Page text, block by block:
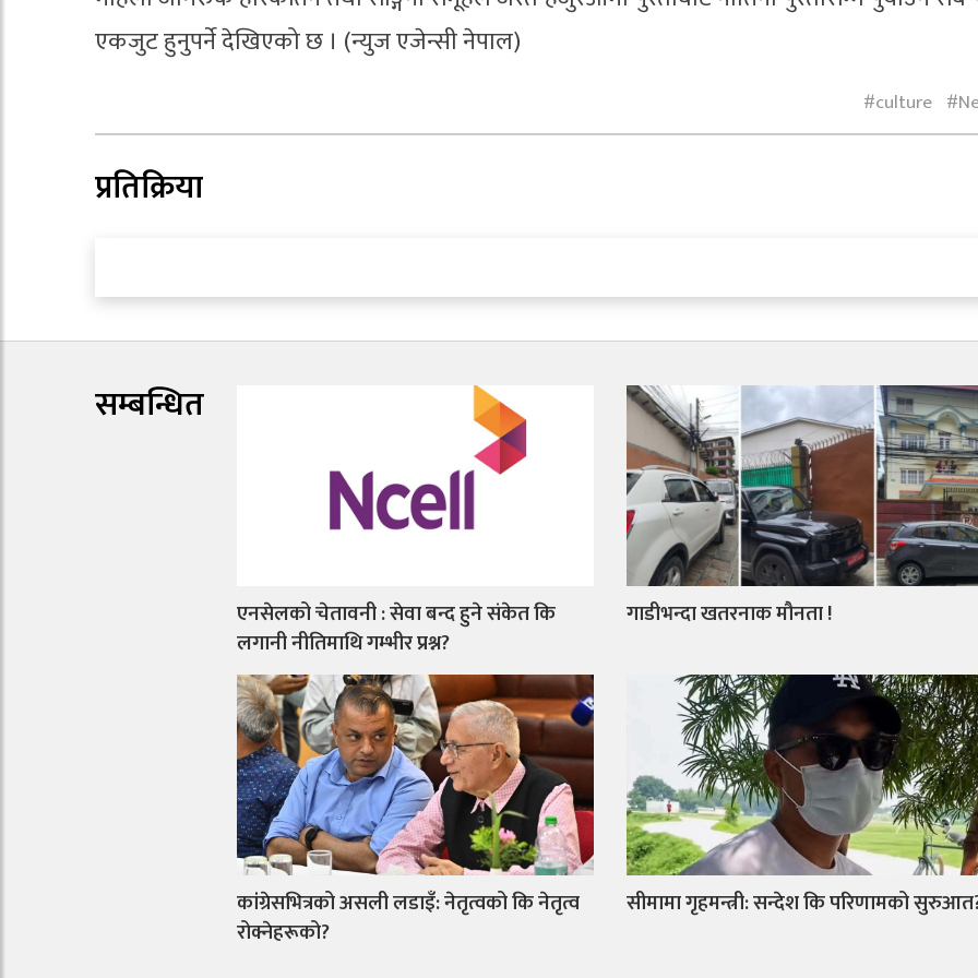
एकजुट हुनुपर्ने देखिएको छ । (न्युज एजेन्सी नेपाल)
culture
प्रतिक्रिया
सम्बन्धित
एनसेलको चेतावनी : सेवा बन्द हुने संकेत कि
लगानी नीतिमाथि गम्भीर प्रश्न?
गाडीभन्दा खतरनाक मौनता !
कांग्रेसभित्रको असली लडाइँ: नेतृत्वको कि नेतृत्व
रोक्नेहरूको?
सीमामा गृहमन्त्री: सन्देश कि परिणामको